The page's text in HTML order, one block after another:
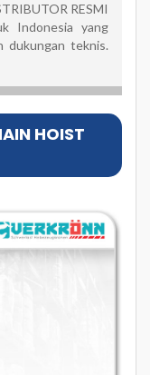
RESMI
Indonesia yang
dukungan teknis.
HOIST